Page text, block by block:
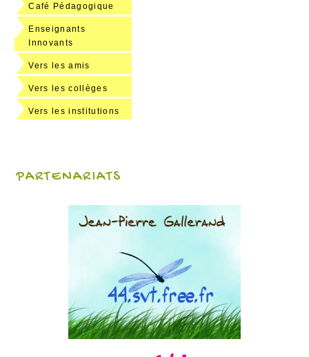
Café Pédagogique
Enseignants
Innovants
Vers les amis
Vers les collèges
Vers les institutions
PARTENARIATS